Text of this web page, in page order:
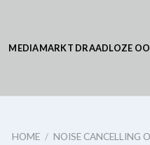
MEDIAMARKT DRAADLOZE
HOME / NOISE CANCELLING